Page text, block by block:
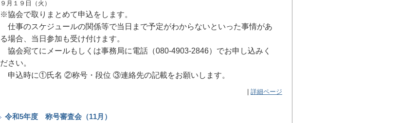
９月１９日（火）
※協会で取りまとめて申込をします。
仕事のスケジュールの関係等で当日まで予定がわからないといった事情があ
る場合、当日参加も受け付けます。
協会宛てにメールもしくは事務局に電話（080-4903-2846）でお申し込みく
ださい。
申込時に①氏名 ②称号・段位 ③連絡先の記載をお願いします。
詳細ページ
令和5年度 称号審査会（11月）